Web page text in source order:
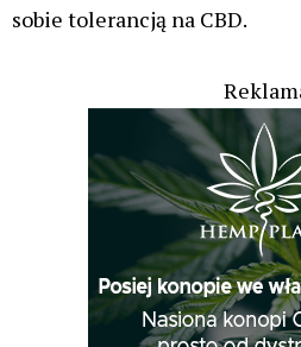
sobie tolerancją na CBD.